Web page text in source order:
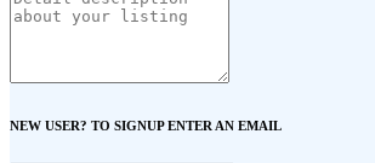
NEW USER? TO SIGNUP ENTER AN EMAIL